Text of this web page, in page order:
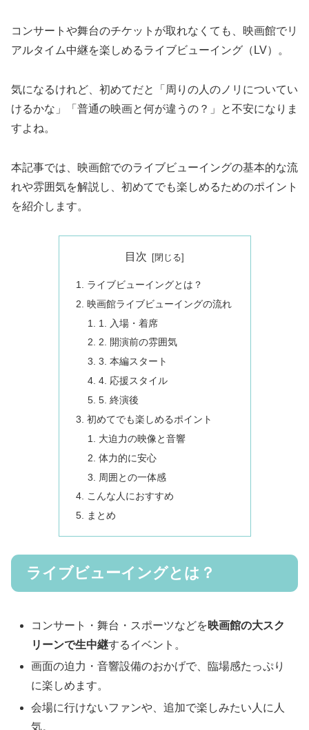
コンサートや舞台のチケットが取れなくても、映画館でリ
アルタイム中継を楽しめるライブビューイング（LV）。
気になるけれど、初めてだと「周りの人のノリについてい
けるかな」「普通の映画と何が違うの？」と不安になりま
すよね。
本記事では、映画館でのライブビューイングの基本的な流
れや雰囲気を解説し、初めてでも楽しめるためのポイント
を紹介します。
目次
ライブビューイングとは？
映画館ライブビューイングの流れ
1. 入場・着席
2. 開演前の雰囲気
3. 本編スタート
4. 応援スタイル
5. 終演後
初めてでも楽しめるポイント
大迫力の映像と音響
体力的に安心
周囲との一体感
こんな人におすすめ
まとめ
ライブビューイングとは？
コンサート・舞台・スポーツなどを映画館の大スク
リーンで生中継するイベント。
画面の迫力・音響設備のおかげで、臨場感たっぷり
に楽しめます。
会場に行けないファンや、追加で楽しみたい人に人
気。